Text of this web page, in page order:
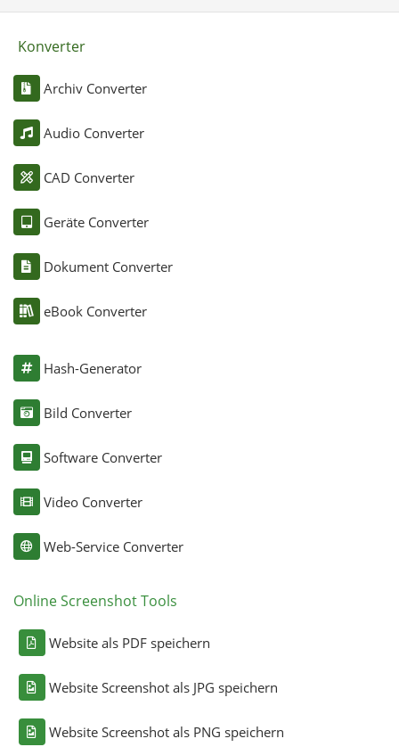
Konverter
Archiv Converter
Audio Converter
CAD Converter
Geräte Converter
Dokument Converter
eBook Converter
Hash-Generator
Bild Converter
Software Converter
Video Converter
Web-Service Converter
Online Screenshot Tools
Website als PDF speichern
Website Screenshot als JPG speichern
Website Screenshot als PNG speichern